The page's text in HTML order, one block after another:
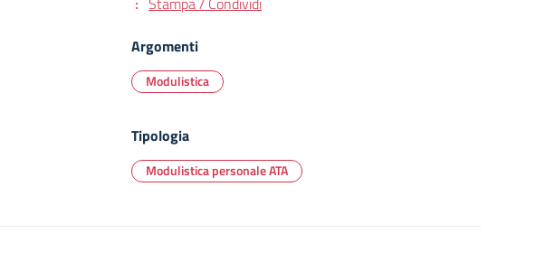
Argomenti
Modulistica
Tipologia
Modulistica personale ATA